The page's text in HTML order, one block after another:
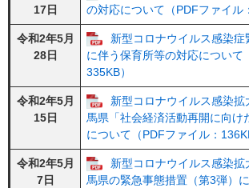
17日
の対応について（PDFファイル
令和2年5月
28日
新型コロナウイルス感染症
に伴う保育所等の対応について
335KB）
令和2年5月
15日
新型コロナウイルス感染
馬県「社会経済活動再開に向け
について（PDFファイル：
令和2年5月
7日
新型コロナウイルス感染
馬県の緊急事態措置（第3弾）